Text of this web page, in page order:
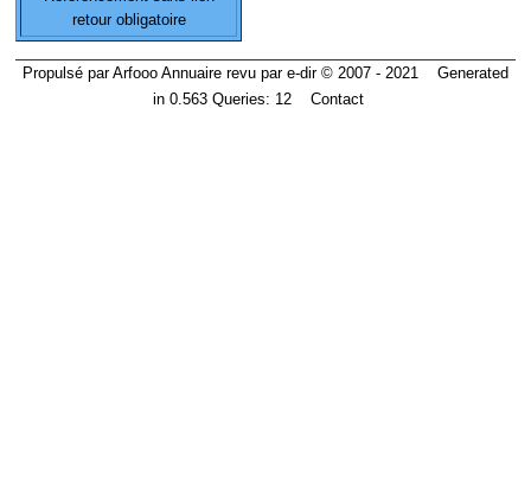
retour obligatoire
Propulsé par Arfooo Annuaire revu par e-dir © 2007 - 2021 Generated
in 0.563 Queries: 12 Contact